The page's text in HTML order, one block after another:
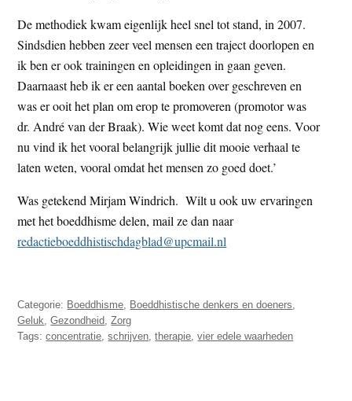
De methodiek kwam eigenlijk heel snel tot stand, in 2007.
Sindsdien hebben zeer veel mensen een traject doorlopen en
ik ben er ook trainingen en opleidingen in gaan geven.
Daarnaast heb ik er een aantal boeken over geschreven en
was er ooit het plan om erop te promoveren (promotor was
dr. André van der Braak). Wie weet komt dat nog eens. Voor
nu vind ik het vooral belangrijk jullie dit mooie verhaal te
laten weten, vooral omdat het mensen zo goed doet.’
Was getekend Mirjam Windrich. Wilt u ook uw ervaringen
met het boeddhisme delen, mail ze dan naar
redactieboeddhistischdagblad@upcmail.nl
Categorie: Boeddhisme Boeddhistische denkers en doeners
Geluk ,Gezondheid ,Zorg
Tags:concentratie ,schrijven ,therapie ,vier edele waarheden